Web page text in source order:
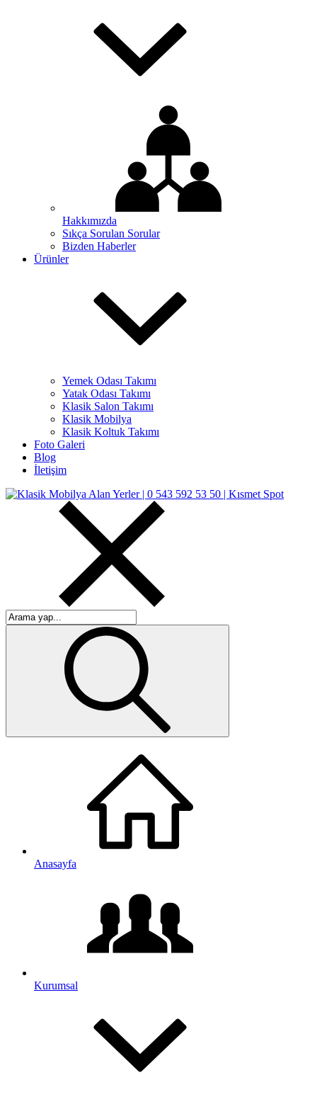
Hakkımızda
Sıkça Sorulan Sorular
Bizden Haberler
Ürünler
Yemek Odası Takımı
Yatak Odası Takımı
Klasik Salon Takımı
Klasik Mobilya
Klasik Koltuk Takımı
Foto Galeri
Blog
İletişim
Anasayfa
Kurumsal